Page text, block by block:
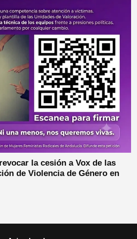
la cesión a Vox de las
de Violencia de Género en